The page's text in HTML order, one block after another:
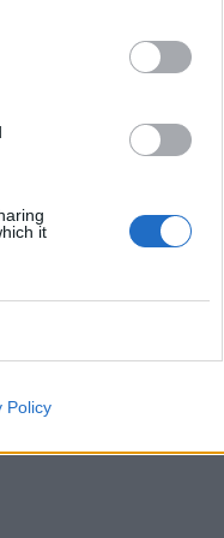
it
Policy
τον καλύτερο
κάνει το ίδιο.
σίγουρα το πιο
Ένα εκπληκτικό
από τα γέλια!